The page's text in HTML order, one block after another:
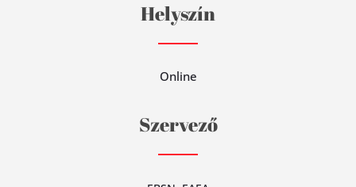
Helyszín
Online
Szervező